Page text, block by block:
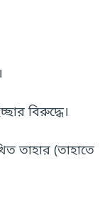
বিরুদ্ধে।
তাহার (তাহাতে